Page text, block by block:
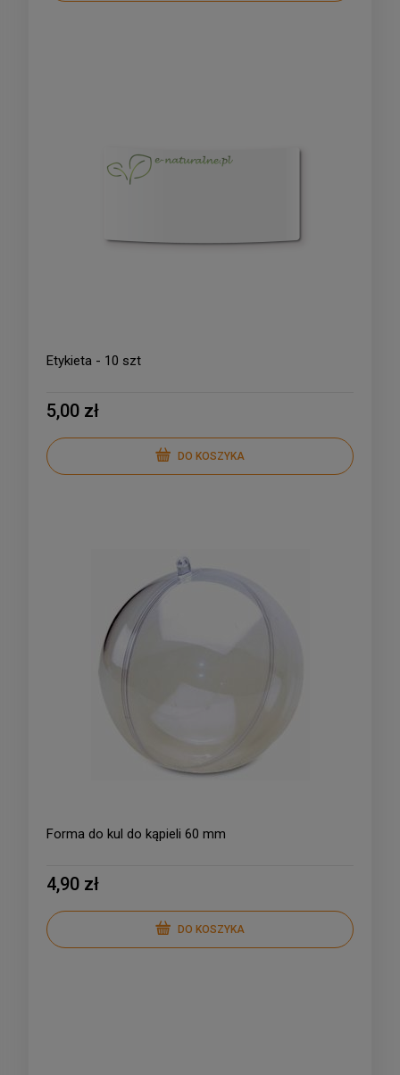
Etykieta - 10 szt
5,00 zł
DO KOSZYKA
Forma do kul do kąpieli 60 mm
4,90 zł
DO KOSZYKA